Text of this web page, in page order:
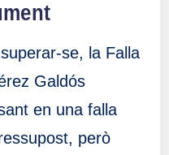
se, la Falla
Galdós
en una falla
però